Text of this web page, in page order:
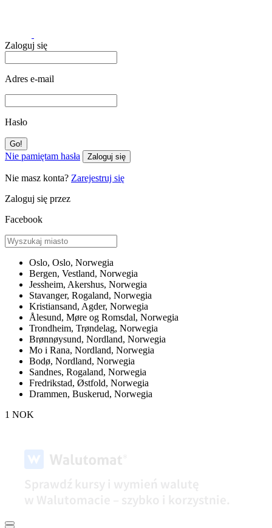
Zaloguj się
Adres e-mail
Hasło
Nie pamiętam hasła Zaloguj się
Nie masz konta? Zarejestruj się
Zaloguj się przez
Facebook
Oslo, Oslo, Norwegia
Bergen, Vestland, Norwegia
Jessheim, Akershus, Norwegia
Stavanger, Rogaland, Norwegia
Kristiansand, Agder, Norwegia
Ålesund, Møre og Romsdal, Norwegia
Trondheim, Trøndelag, Norwegia
Brønnøysund, Nordland, Norwegia
Mo i Rana, Nordland, Norwegia
Bodø, Nordland, Norwegia
Sandnes, Rogaland, Norwegia
Fredrikstad, Østfold, Norwegia
Drammen, Buskerud, Norwegia
1 NOK